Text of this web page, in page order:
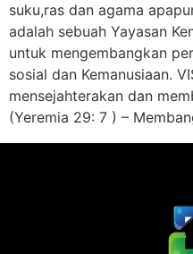
suku,ras dan agama
adalah sebuah Yayasan
untuk mengembangkan
sosial dan Kemanusiaan.
mensejahterakan dan
(Yeremia 29: 7 ) –